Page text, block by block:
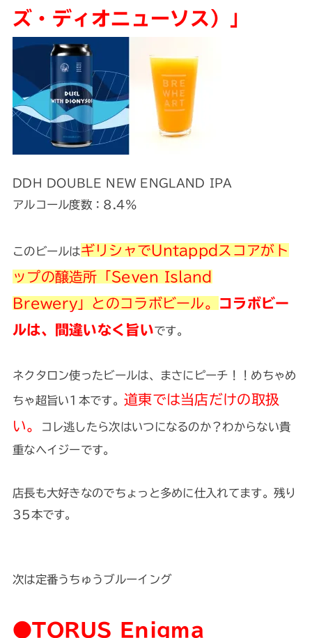
ズ・ディオニューソス）」
DDH DOUBLE NEW ENGLAND IPA
アルコール度数：8.4％
このビールはギリシャでUntappdスコアがト
ップの醸造所「Seven Island
Brewery」とのコラボビール。 コラボビー
ルは、間違いなく旨いです。
ネクタロン使ったビールは、まさにピーチ！！めちゃめ
ちゃ超旨い1本です。 道東では当店だけの取扱
い。
コレ逃したら次はいつになるのか？わからない貴
重なヘイジーです。
店長も大好きなのでちょっと多めに仕入れてます。残り
35本です。
次は定番うちゅうブルーイング
●TORUS Enigma